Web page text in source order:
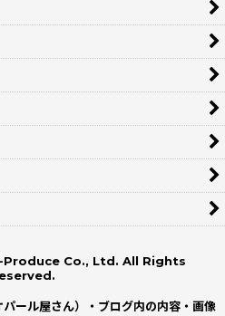
Co., Ltd. All Rights
ール屋さん）・ブログ内の内容・画像